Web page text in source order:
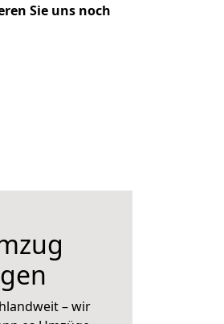
Sie uns noch
– wir